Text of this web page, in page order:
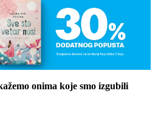
onima koje smo izgubili